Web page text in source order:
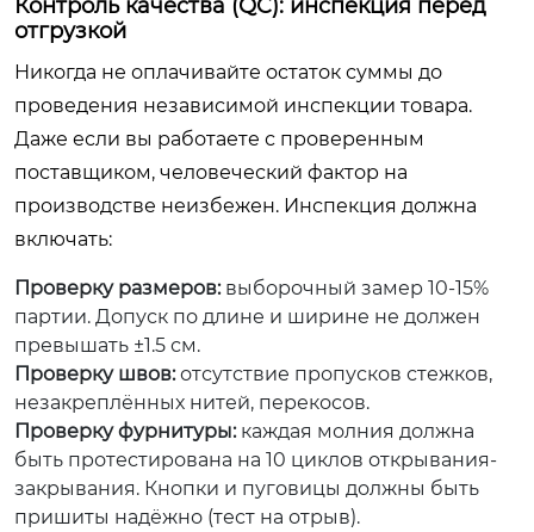
Контроль качества (QC): инспекция перед
отгрузкой
Никогда не оплачивайте остаток суммы до
проведения независимой инспекции товара.
Даже если вы работаете с проверенным
поставщиком, человеческий фактор на
производстве неизбежен. Инспекция должна
включать:
Проверку размеров:выборочный замер 10-15%
партии. Допуск по длине и ширине не должен
превышать ±1.5 см.
Проверку швов:отсутствие пропусков стежков,
незакреплённых нитей, перекосов.
Проверку фурнитуры:каждая молния должна
быть протестирована на 10 циклов открывания-
закрывания. Кнопки и пуговицы должны быть
пришиты надёжно (тест на отрыв).